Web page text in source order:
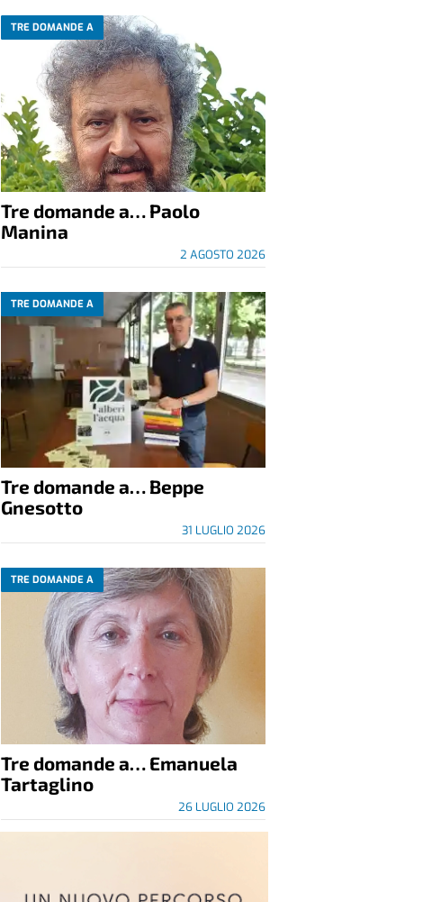
TRE DOMANDE A
Tre domande a… Paolo
Manina
2 AGOSTO 2026
TRE DOMANDE A
Tre domande a… Beppe
Gnesotto
31 LUGLIO 2026
TRE DOMANDE A
Tre domande a… Emanuela
Tartaglino
26 LUGLIO 2026